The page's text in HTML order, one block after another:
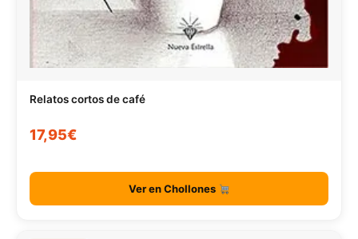
Relatos cortos de café
17,95€
Ver en Chollones